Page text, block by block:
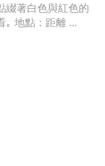
綴著白色與紅色的
芝櫻，其鮮豔絢麗的景致絕對值得一看｡ 地點：距離 …